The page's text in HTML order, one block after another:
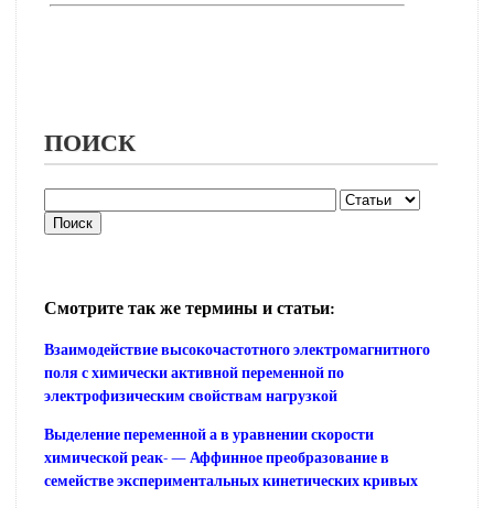
ПОИСК
Смотрите так же термины и статьи:
Взаимодействие высокочастотного электромагнитного
поля с химически активной переменной по
электрофизическим свойствам нагрузкой
Выделение переменной а в уравнении скорости
химической реак- — Аффинное преобразование в
семействе экспериментальных кинетических кривых